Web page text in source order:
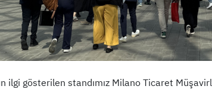
ilgi gösterilen standımız Milano Ticaret